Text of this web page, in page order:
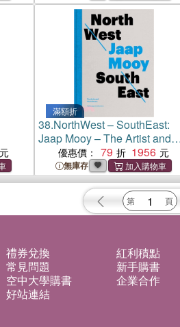
滿額折
38.NorthWest – SouthEast:
Jaap Mooy – The Artist and
His Collector
優惠價： 79 1956
無庫存
禮券兌換
紅利積點
常見問題
新手購書
空中大學購書
企業合作
好站連結